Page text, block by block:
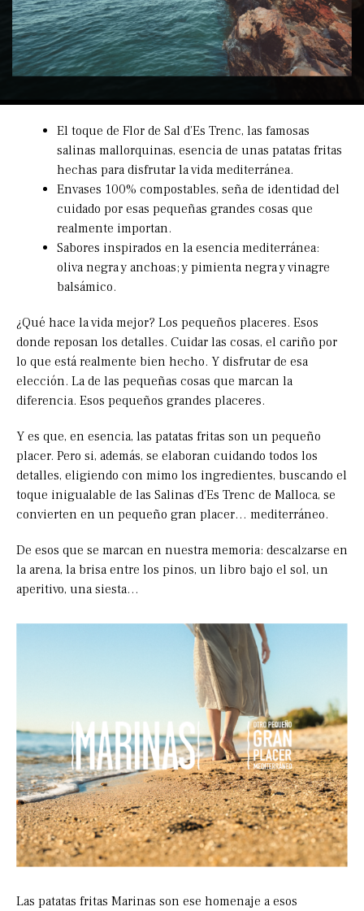
El toque de Flor de Sal d’Es Trenc, las famosas
salinas mallorquinas, esencia de unas patatas fritas
hechas para disfrutar la vida mediterránea.
Envases 100% compostables, seña de identidad del
cuidado por esas pequeñas grandes cosas que
realmente importan.
Sabores inspirados en la esencia mediterránea:
oliva negra y anchoas; y pimienta negra y vinagre
balsámico.
¿Qué hace la vida mejor? Los pequeños placeres. Esos
donde reposan los detalles. Cuidar las cosas, el cariño por
lo que está realmente bien hecho. Y disfrutar de esa
elección. La de las pequeñas cosas que marcan la
diferencia. Esos pequeños grandes placeres.
Y es que, en esencia, las patatas fritas son un pequeño
placer. Pero si, además, se elaboran cuidando todos los
detalles, eligiendo con mimo los ingredientes, buscando el
toque inigualable de las Salinas d’Es Trenc de Malloca, se
convierten en un pequeño gran placer… mediterráneo.
De esos que se marcan en nuestra memoria: descalzarse en
la arena, la brisa entre los pinos, un libro bajo el sol, un
aperitivo, una siesta…
Las patatas fritas Marinas son ese homenaje a esos